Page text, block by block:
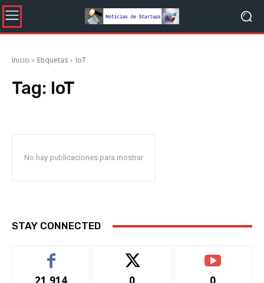
Inicio Etiquetas IoT
Tag: IoT
No hay publicaciones para mostrar
STAY CONNECTED